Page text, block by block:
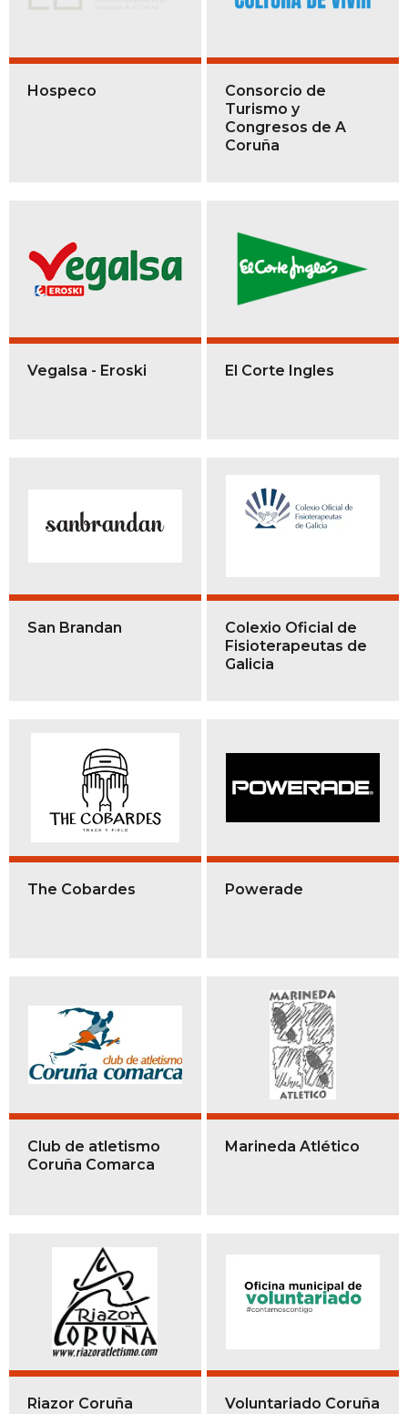
Hospeco
Consorcio de
Turismo y
Congresos de A
Coruña
Vegalsa - Eroski El Corte Ingles
San Brandan
Colexio Oficial de
Fisioterapeutas de
Galicia
The Cobardes Powerade
Club de atletismo
Coruña Comarca
Marineda Atlético
Riazor Coruña Voluntariado Coruña